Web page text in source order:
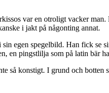
var en otroligt vacker
i jakt på någonting annat.
egen spegelbild. Han fick se
en pingstlilja som på latin bär
konstigt. I grund och botten